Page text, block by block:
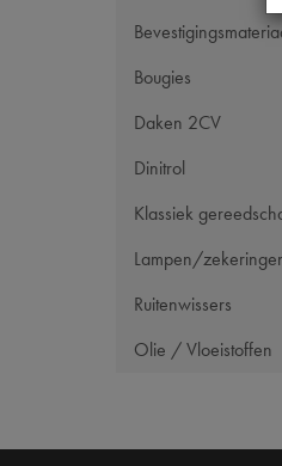
Bougies
Daken 2CV
Dinitrol
Klassiek
Lampen/
Ruitenwissers
Olie / Vloeistoffen